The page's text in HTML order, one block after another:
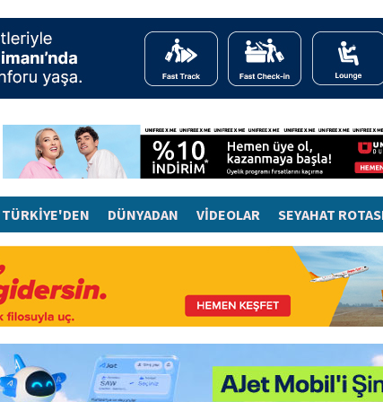
TÜRKİYE'DEN DÜNYADAN VİDEOLAR SEYAHAT